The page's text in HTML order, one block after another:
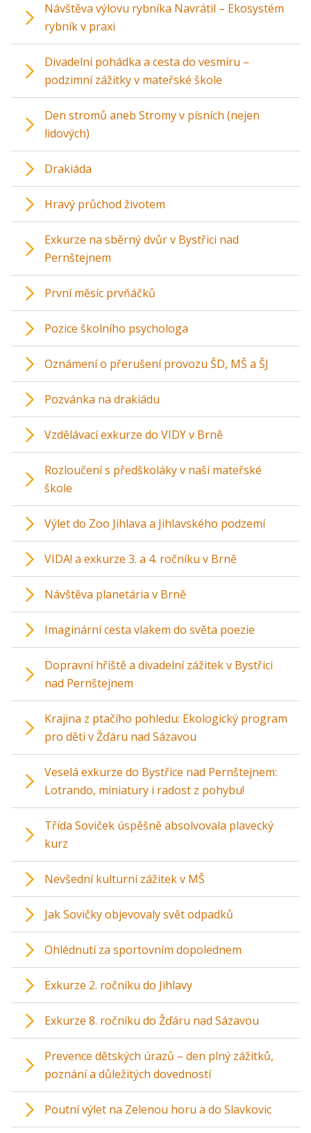
Návštěva výlovu rybníka Navrátil – Ekosystém
rybník v praxi
Divadelní pohádka a cesta do vesmíru –
podzimní zážitky v mateřské škole
Den stromů aneb Stromy v písních (nejen
lidových)
Drakiáda
Hravý průchod životem
Exkurze na sběrný dvůr v Bystřici nad
Pernštejnem
První měsíc prvňáčků
Pozice školního psychologa
Oznámení o přerušení provozu ŠD, MŠ a ŠJ
Pozvánka na drakiádu
Vzdělávací exkurze do VIDY v Brně
Rozloučení s předškoláky v naší mateřské
škole
Výlet do Zoo Jihlava a Jihlavského podzemí
VIDA! a exkurze 3. a 4. ročníku v Brně
Návštěva planetária v Brně
Imaginární cesta vlakem do světa poezie
Dopravní hřiště a divadelní zážitek v Bystřici
nad Pernštejnem
Krajina z ptačího pohledu: Ekologický program
pro děti v Žďáru nad Sázavou
Veselá exkurze do Bystřice nad Pernštejnem:
Lotrando, miniatury i radost z pohybu!
Třída Soviček úspěšně absolvovala plavecký
kurz
Nevšední kulturní zážitek v MŠ
Jak Sovičky objevovaly svět odpadků
Ohlédnutí za sportovním dopolednem
Exkurze 2. ročníku do Jihlavy
Exkurze 8. ročníku do Žďáru nad Sázavou
Prevence dětských úrazů – den plný zážitků,
poznání a důležitých dovedností
Poutní výlet na Zelenou horu a do Slavkovic